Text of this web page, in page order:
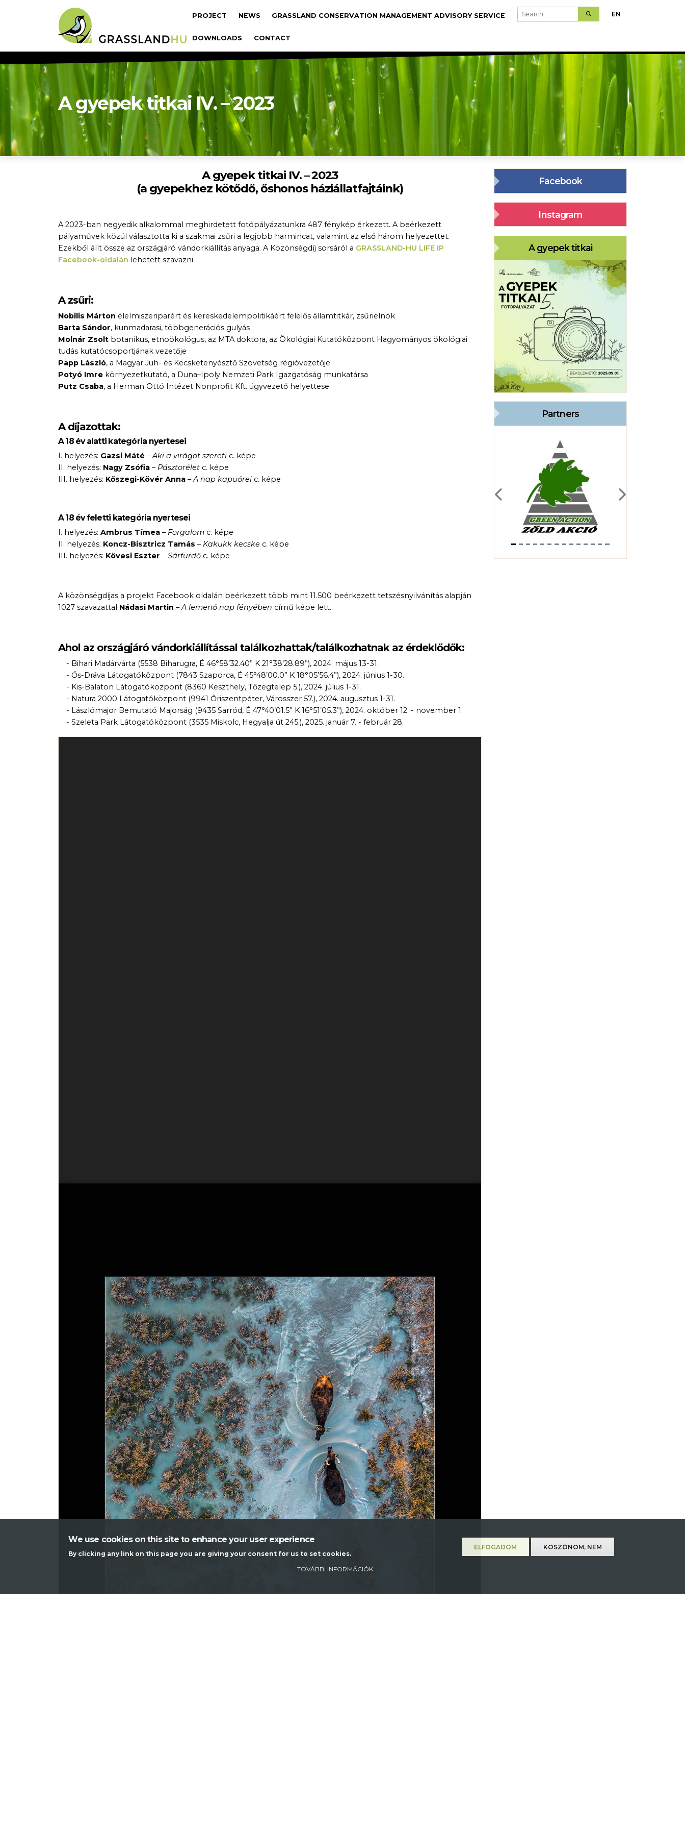
Fő navigáció
PROJECT NEWS GRASSLAND CONSERVATION MANAGEMENT ADVISORY SERVICE MODELFARMS
DOWNLOADS CONTACT
Search EN
A gyepek titkai IV. – 2023
A gyepek titkai IV. – 2023
(a gyepekhez kötődő, őshonos háziállatfajtáink)
A 2023-ban negyedik alkalommal meghirdetett fotópályázatunkra 487 fénykép érkezett. A beérkezett
pályaművek közül választotta ki a szakmai zsűri a legjobb harmincat, valamint az első három helyezettet.
Ezekből állt össze az országjáró vándorkiállítás anyaga. A Közönségdíj sorsáról a GRASSLAND-HU LIFE IP
Facebook-oldalán lehetett szavazni.
A zsűri:
Nobilis Márton élelmiszeriparért és kereskedelempolitikáért felelős államtitkár, zsűrielnök
Barta Sándor, kunmadarasi, többgenerációs gulyás
Molnár Zsolt botanikus, etnoökológus, az MTA doktora, az Ökológiai Kutatóközpont Hagyományos ökológiai
tudás kutatócsoportjának vezetője
Papp László, a Magyar Juh- és Kecsketenyésztő Szövetség régióvezetője
Potyó Imre környezetkutató, a Duna–Ipoly Nemzeti Park Igazgatóság munkatársa
Putz Csaba, a Herman Ottó Intézet Nonprofit Kft. ügyvezető helyettese
A díjazottak:
A 18 év alatti kategória nyertesei
I. helyezés: Gazsi Máté –Aki a virágot szereti c. képe
II. helyezés: Nagy Zsófia – Pásztorélet c. képe
III. helyezés: Kőszegi-Kövér Anna –A nap kapuőrei c. képe
A 18 év feletti kategória nyertesei
I. helyezés: Ambrus Tímea – Forgalom c. képe
II. helyezés: Koncz-Bisztricz Tamás – Kakukk kecske c. képe
III. helyezés: Kövesi Eszter –Sárfürdő c. képe
A közönségdíjas a projekt Facebook oldalán beérkezett több mint 11.500 beérkezett tetszésnyilvánítás alapján
1027 szavazattal Nádasi Martin –A lemenő nap fényében című képe lett.
Ahol az országjáró vándorkiállítással találkozhattak/találkozhatnak az érdeklődők:
- Bihari Madárvárta (5538 Biharugra, É 46°58’32.40” K 21°38’28.89”), 2024. május 13-31.
- Ős-Dráva Látogatóközpont (7843 Szaporca, É 45°48’00.0” K 18°05’56.4”), 2024. június 1-30.
- Kis-Balaton Látogatóközpont (8360 Keszthely, Tőzegtelep 5.), 2024. július 1-31.
- Natura 2000 Látogatóközpont (9941 Őriszentpéter, Városszer 57.), 2024. augusztus 1-31.
- Lászlómajor Bemutató Majorság (9435 Sarród, É 47°40’01.5” K 16°51’05.3”), 2024. október 12. - november 1.
- Szeleta Park Látogatóközpont (3535 Miskolc, Hegyalja út 245.), 2025. január 7. - február 28.
Facebook
Instagram
A gyepek titkai
Partners
Previous Next
We use cookies on this site to enhance your user experience
By clicking any link on this page you are giving your consent for us to set cookies.
TOVÁBBI INFORMÁCIÓK
ELFOGADOM KÖSZÖNÖM, NEM